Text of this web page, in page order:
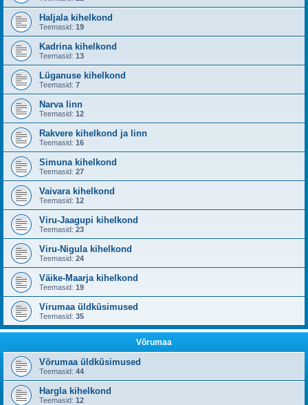
Haljala kihelkond
Teemasid: 19
Kadrina kihelkond
Teemasid: 13
Lüganuse kihelkond
Teemasid: 7
Narva linn
Teemasid: 12
Rakvere kihelkond ja linn
Teemasid: 16
Simuna kihelkond
Teemasid: 27
Vaivara kihelkond
Teemasid: 12
Viru-Jaagupi kihelkond
Teemasid: 23
Viru-Nigula kihelkond
Teemasid: 24
Väike-Maarja kihelkond
Teemasid: 19
Virumaa üldküsimused
Teemasid: 35
Võrumaa
Võrumaa üldküsimused
Teemasid: 44
Hargla kihelkond
Teemasid: 12